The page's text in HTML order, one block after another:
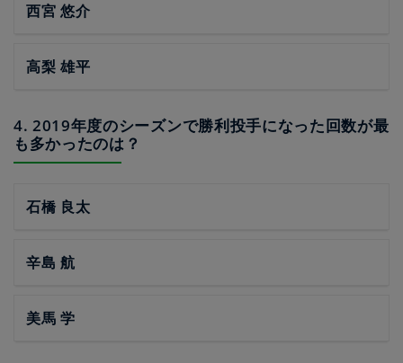
西宮 悠介
高梨 雄平
4. 2019年度のシーズンで勝利投手になった回数が最
も多かったのは？
石橋 良太
辛島 航
美馬 学